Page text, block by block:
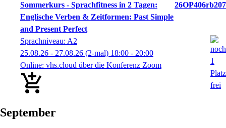
Sommerkurs - Sprachfitness in 2 Tagen:
Englische Verben & Zeitformen: Past Simple
and Present Perfect
26OP406rb207
Sprachniveau: A2
25.08.26 - 27.08.26 (2-mal) 18:00 - 20:00
Online: vhs.cloud über die Konferenz Zoom
September